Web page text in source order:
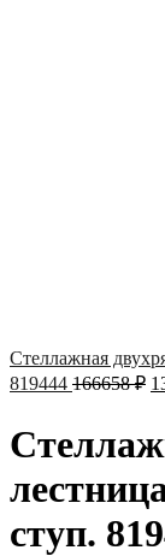
Стеллажная
819444 166658₽
ступ.